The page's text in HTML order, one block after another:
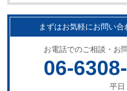
まずはお気軽にお問い合
お電話でのご相談・お
06-
平日